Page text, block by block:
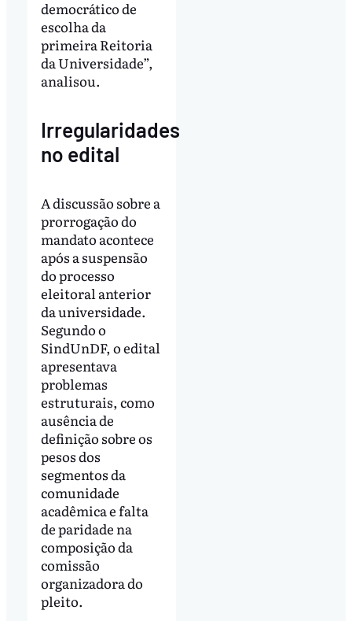
democrático de
escolha da
primeira Reitoria
da Universidade”,
analisou.
Irregularidades
no edital
A discussão sobre a
prorrogação do
mandato acontece
após a suspensão
do processo
eleitoral anterior
da universidade.
Segundo o
SindUnDF, o edital
apresentava
problemas
estruturais, como
ausência de
definição sobre os
pesos dos
segmentos da
comunidade
acadêmica e falta
de paridade na
composição da
comissão
organizadora do
pleito.